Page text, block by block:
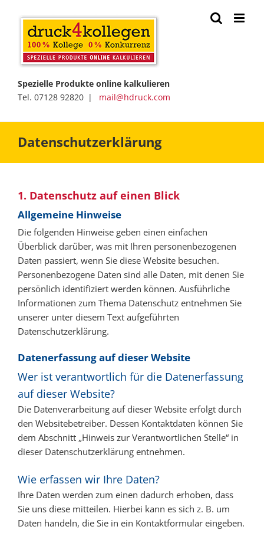
Inhalt
springen
Spezielle Produkte online kalkulieren
Tel. 07128 92820 | mail@hdruck.com
Datenschutzerklärung
1. Datenschutz auf einen Blick
Allgemeine Hinweise
Die folgenden Hinweise geben einen einfachen
Überblick darüber, was mit Ihren personenbezogenen
Daten passiert, wenn Sie diese Website besuchen.
Personenbezogene Daten sind alle Daten, mit denen Sie
persönlich identifiziert werden können. Ausführliche
Informationen zum Thema Datenschutz entnehmen Sie
unserer unter diesem Text aufgeführten
Datenschutzerklärung.
Datenerfassung auf dieser Website
Wer ist verantwortlich für die Datenerfassung
auf dieser Website?
Die Datenverarbeitung auf dieser Website erfolgt durch
den Websitebetreiber. Dessen Kontaktdaten können Sie
dem Abschnitt „Hinweis zur Verantwortlichen Stelle“ in
dieser Datenschutzerklärung entnehmen.
Wie erfassen wir Ihre Daten?
Ihre Daten werden zum einen dadurch erhoben, dass
Sie uns diese mitteilen. Hierbei kann es sich z. B. um
Daten handeln, die Sie in ein Kontaktformular eingeben.